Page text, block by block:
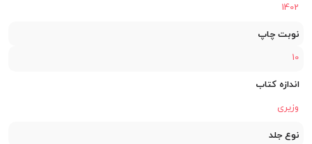
1402
نوبت چاپ
10
اندازه کتاب
وزیری
نوع جلد